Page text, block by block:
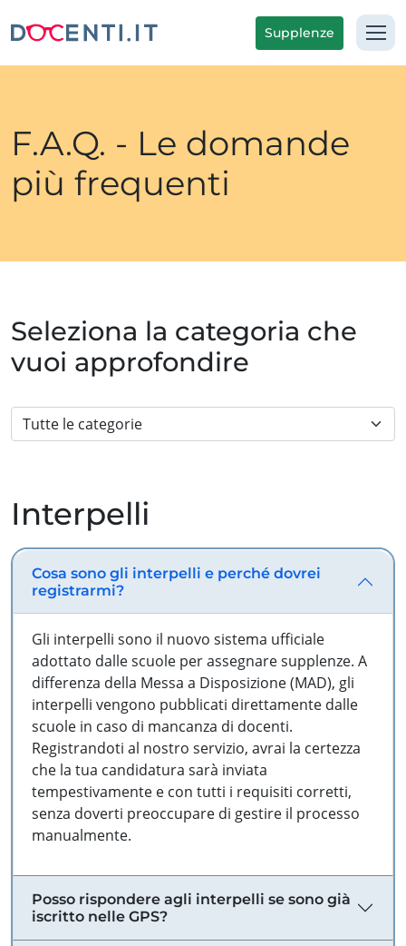
Supplenze
F.A.Q. - Le domande
più frequenti
Seleziona la categoria che
vuoi approfondire
Interpelli
Cosa sono gli interpelli e perché dovrei
registrarmi?
Gli interpelli sono il nuovo sistema ufficiale
adottato dalle scuole per assegnare supplenze. A
differenza della Messa a Disposizione (MAD), gli
interpelli vengono pubblicati direttamente dalle
scuole in caso di mancanza di docenti.
Registrandoti al nostro servizio, avrai la certezza
che la tua candidatura sarà inviata
tempestivamente e con tutti i requisiti corretti,
senza doverti preoccupare di gestire il processo
manualmente.
Posso rispondere agli interpelli se sono già
iscritto nelle GPS?